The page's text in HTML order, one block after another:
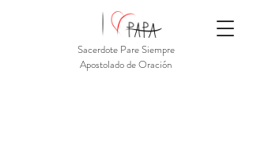
Sacerdote Pare Siempre
Apostolado de Oración